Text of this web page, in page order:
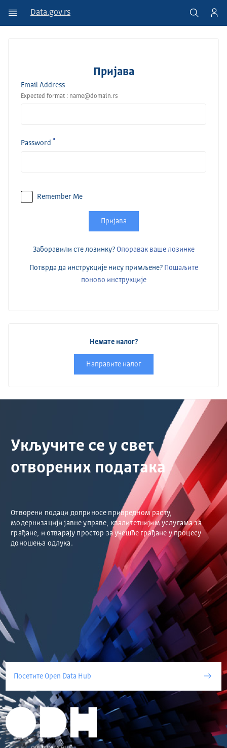
Data.gov.rs
Пријава
Email Address
Expected format : name@domain.rs
Password
Remember Me
Пријава
Заборавили сте лозинку? Опоравак ваше лозинке
Потврда да инструкције нису примљене?
Пошаљите
поново инструкције
Немате налог?
Направите налог
Укључите се у свет
отворених података
Отворени подаци доприносе привредном расту,
модернизацији јавне управе, квалитетнијим услугама за
грађане, и отварају простор за учешће грађане у процесу
доношења одлука.
Посетите Open Data Hub